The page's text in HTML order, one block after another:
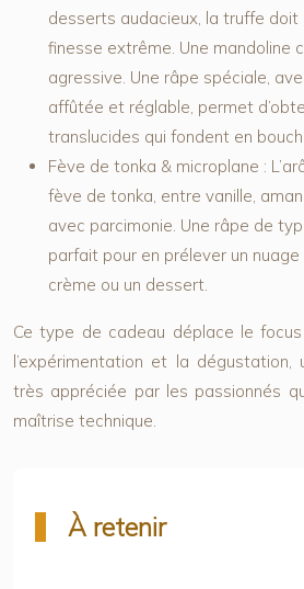
desserts audacieux, la truffe doit
finesse extrême. Une mandoline
agressive. Une râpe spéciale,
affûtée et réglable, permet
translucides qui fondent en
Fève de tonka & microplane :
fève de tonka, entre vanille,
avec parcimonie. Une râpe de
parfait pour en prélever un
crème ou un dessert.
Ce type de cadeau déplace le
l’expérimentation et la dégustation,
très appréciée par les passionnés
maîtrise technique.
À retenir